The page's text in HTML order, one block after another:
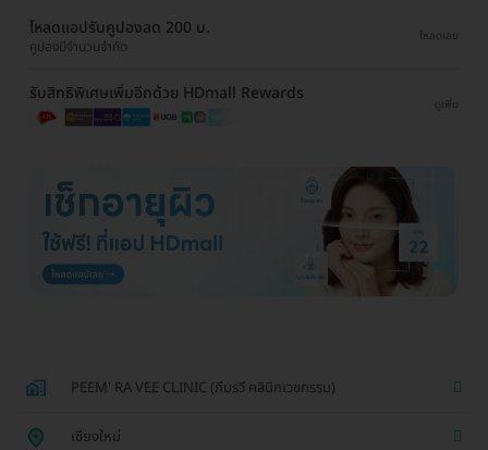
โหลดแอปรับคูปองลด 200 บ.
คูปองมีจำนวนจำกัด
โหลดเลย
รับสิทธิพิเศษเพิ่มอีกด้วย HDmall Rewards
ดูเพิ่ม
PEEM' RA VEE CLINIC (ภีมรวี คลินิกเวชกรรม)
เชียงใหม่